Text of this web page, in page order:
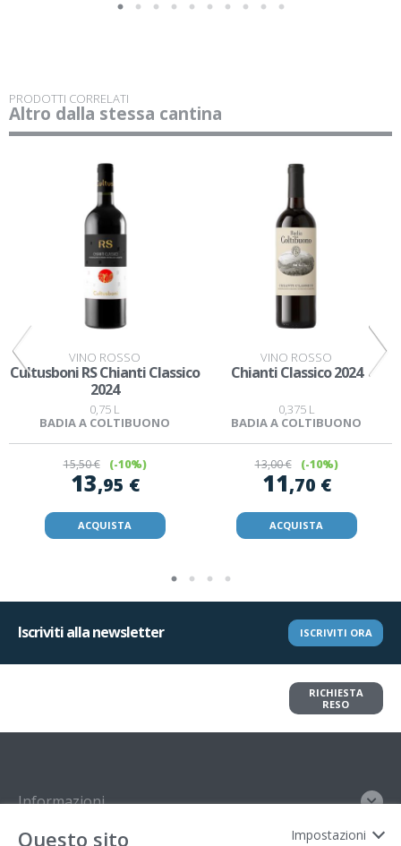
PRODOTTI CORRELATI
Altro dalla stessa cantina
VINO ROSSO
Cultusboni RS Chianti Classico
2024
0,75 L
BADIA A COLTIBUONO
15,50 € (-10%)
13,95 €
ACQUISTA
VINO ROSSO
Chianti Classico 2024
0,375 L
BADIA A COLTIBUONO
13,00 € (-10%)
11,70 €
ACQUISTA
Iscriviti alla newsletter ISCRIVITI ORA
RICHIESTA
RESO
Informazioni
Questo sito Impostazioni